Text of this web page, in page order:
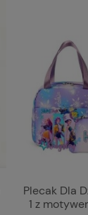
Plecak Dla
1 z